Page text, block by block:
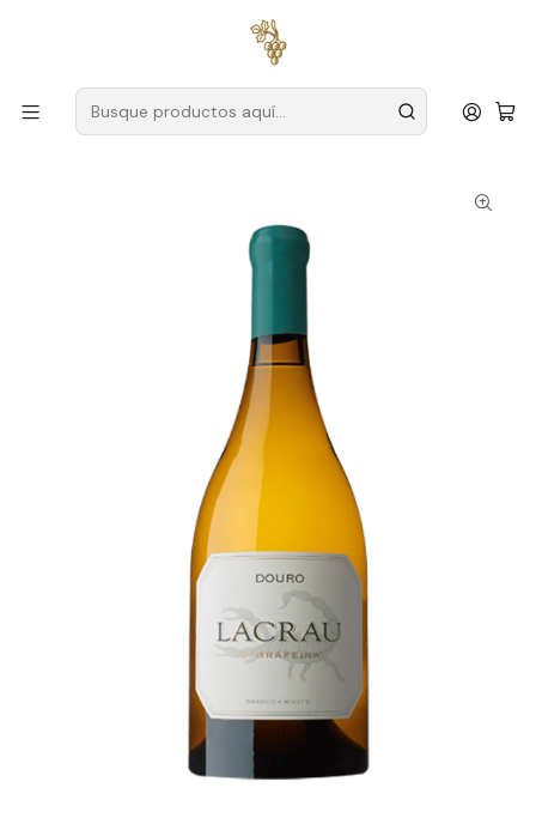
para pedidos superiores a
Productores Duero
Encuentra vinos secretos
Lacrau Garrafeira Magnum 2015 Vino Blanco Duero 1,5L